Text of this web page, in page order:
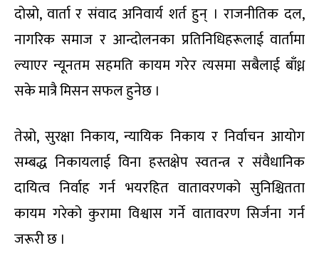
दोस्रो, वार्ता र संवाद अनिवार्य शर्त हुन् । राजनीतिक दल,
नागरिक समाज र आन्दोलनका प्रतिनिधिहरूलाई वार्तामा
ल्याएर न्यूनतम सहमति कायम गरेर त्यसमा सबैलाई बाँध्न
सके मात्रै मिसन सफल हुनेछ ।
तेस्रो, सुरक्षा निकाय, न्यायिक निकाय र निर्वाचन आयोग
सम्बद्ध निकायलाई विना हस्तक्षेप स्वतन्त्र र संवैधानिक
दायित्व निर्वाह गर्न भयरहित वातावरणको सुनिश्चितता
कायम गरेको कुरामा विश्वास गर्ने वातावरण सिर्जना गर्न
जरूरी छ ।